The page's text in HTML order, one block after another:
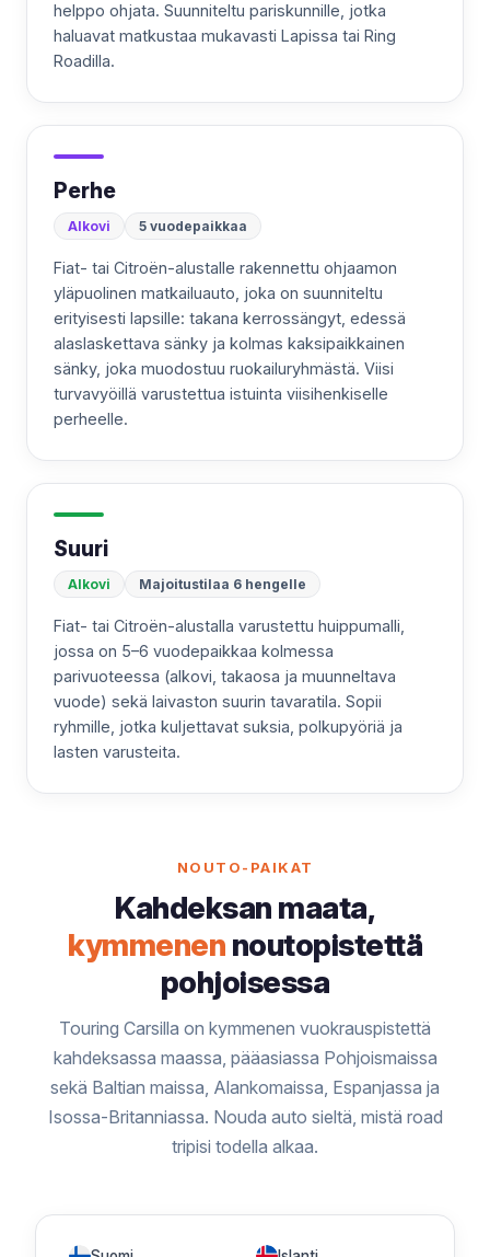
helppo ohjata. Suunniteltu pariskunnille, jotka
haluavat matkustaa mukavasti Lapissa tai Ring
Roadilla.
Perhe
Alkovi 5 vuodepaikkaa
Fiat- tai Citroën-alustalle rakennettu ohjaamon
yläpuolinen matkailuauto, joka on suunniteltu
erityisesti lapsille: takana kerrossängyt, edessä
alaslaskettava sänky ja kolmas kaksipaikkainen
sänky, joka muodostuu ruokailuryhmästä. Viisi
turvavyöillä varustettua istuinta viisihenkiselle
perheelle.
Suuri
Alkovi Majoitustilaa 6 hengelle
Fiat- tai Citroën-alustalla varustettu huippumalli,
jossa on 5–6 vuodepaikkaa kolmessa
parivuoteessa (alkovi, takaosa ja muunneltava
vuode) sekä laivaston suurin tavaratila. Sopii
ryhmille, jotka kuljettavat suksia, polkupyöriä ja
lasten varusteita.
NOUTO-PAIKAT
Kahdeksan maata,
kymmenen noutopistettä
pohjoisessa
Touring Carsilla on kymmenen vuokrauspistettä
kahdeksassa maassa, pääasiassa Pohjoismaissa
sekä Baltian maissa, Alankomaissa, Espanjassa ja
Isossa-Britanniassa. Nouda auto sieltä, mistä road
tripisi todella alkaa.